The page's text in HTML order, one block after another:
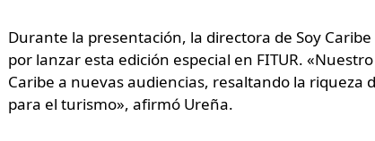
Durante la presentación, la directora de Soy
por lanzar esta edición especial en FITUR.
Caribe a nuevas audiencias, resaltando la
para el turismo», afirmó Ureña.